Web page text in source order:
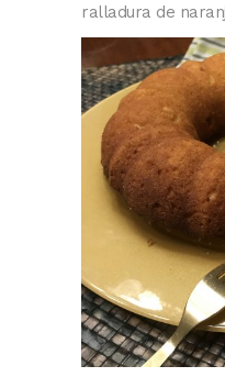
ralladura de